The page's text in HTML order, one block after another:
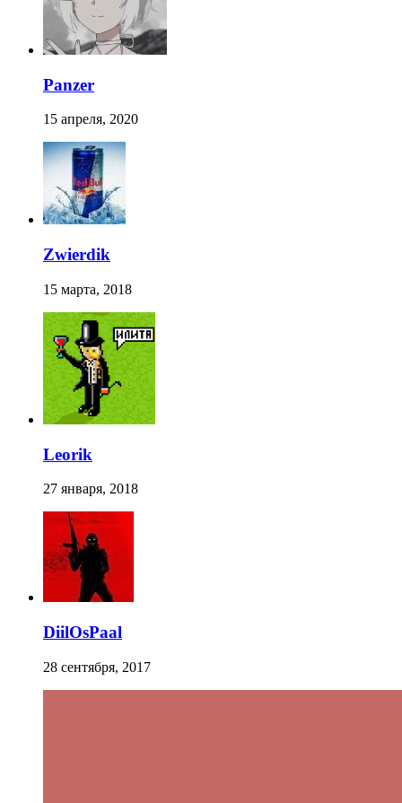
Panzer
15 апреля, 2020
Zwierdik
15 марта, 2018
Leorik
27 января, 2018
DiilOsPaal
28 сентября, 2017